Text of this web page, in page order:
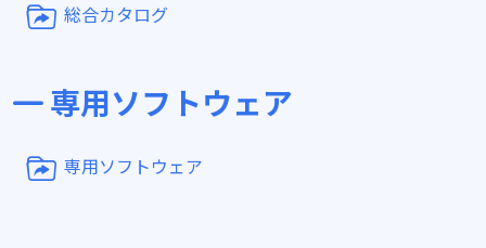
総合カタログ
専用ソフトウェア
専用ソフトウェア